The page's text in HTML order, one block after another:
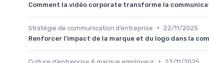
Comment la vidéo corporate transforme la
Stratégie de communication d’entreprise •
22/11/2025
Renforcer l’impact de la marque et du logo dans la